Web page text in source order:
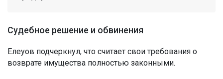
Судебное решение и обвинения
Елеуов подчеркнул, что считает свои требования о
возврате имущества полностью законными.